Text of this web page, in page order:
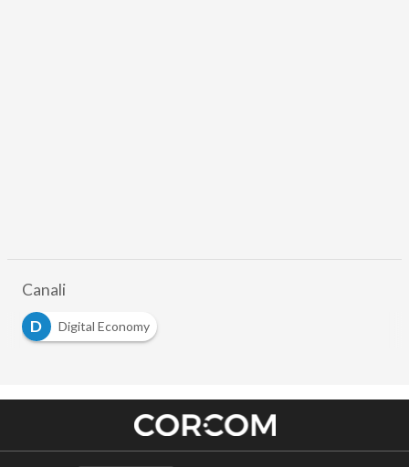
Canali
D
Digital Economy